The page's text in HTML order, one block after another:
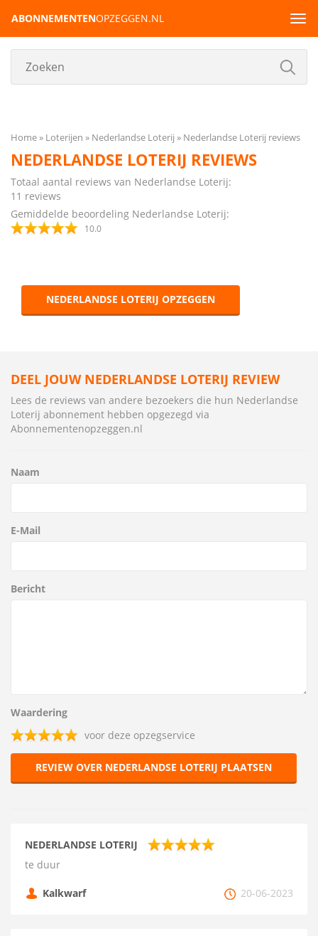
ABONNEMENTENOPZEGGEN.NL
Home Loterijen Nederlandse Loterij Nederlandse Loterij reviews
NEDERLANDSE LOTERIJ REVIEWS
Totaal aantal reviews van Nederlandse Loterij:
11 reviews
Gemiddelde beoordeling Nederlandse Loterij:
10.0
NEDERLANDSE LOTERIJ OPZEGGEN
DEEL JOUW NEDERLANDSE LOTERIJ REVIEW
Lees de reviews van andere bezoekers die hun Nederlandse
Loterij abonnement hebben opgezegd via
Abonnementenopzeggen.nl
Naam
E-Mail
Bericht
Waardering
voor deze opzegservice
REVIEW OVER NEDERLANDSE LOTERIJ PLAATSEN
NEDERLANDSE LOTERIJ
te duur
Kalkwarf 20-06-2023